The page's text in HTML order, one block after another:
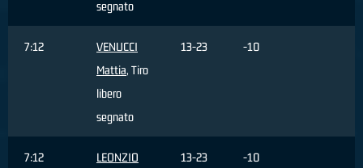
segnato
7:12
VENUCCI
Mattia, Tiro
libero
segnato
13-23 -10
7:12
LEONZIO
13-23 -10